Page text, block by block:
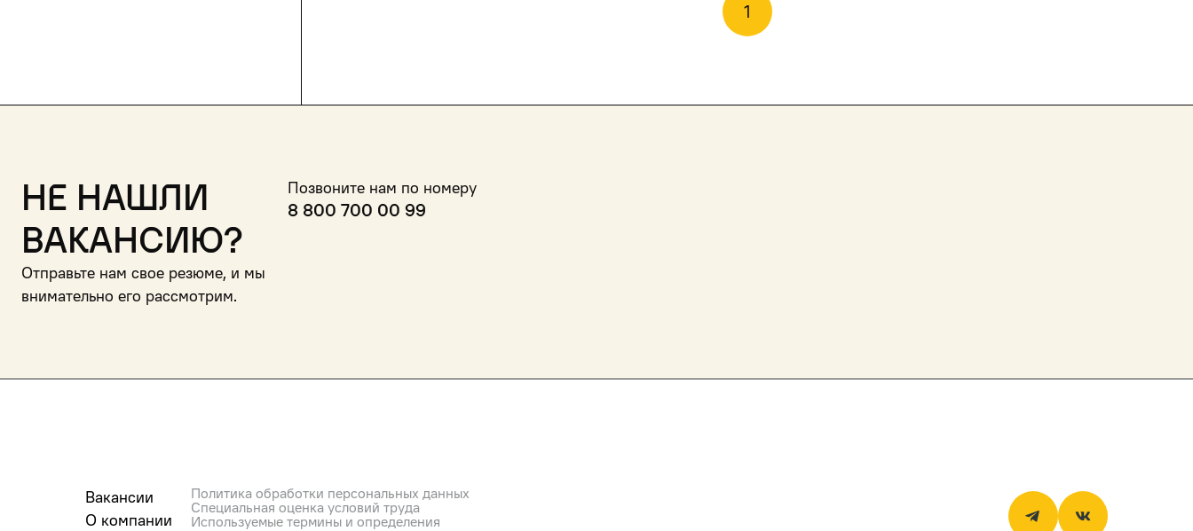
1
Не нашли
вакансию?
Отправьте нам свое резюме, и мы
внимательно его рассмотрим.
Позвоните нам по номеру
8 800 700 00 99
Вакансии
О компании
Политика обработки персональных данных
Специальная оценка условий труда
Используемые термины и определения